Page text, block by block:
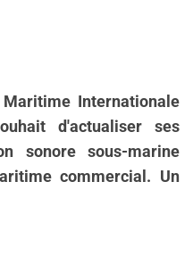
Internationale
d'actualiser ses
sonore sous-marine
commercial. Un